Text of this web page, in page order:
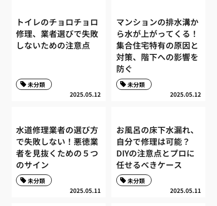
トイレのチョロチョロ
修理、業者選びで失敗
しないための注意点
2025.05.12
未分類
マンションの排水溝か
ら水が上がってくる！
集合住宅特有の原因と
対策、階下への影響を
防ぐ
2025.05.12
未分類
水道修理業者の選び方
で失敗しない！悪徳業
者を見抜くための５つ
のサイン
2025.05.11
未分類
お風呂の床下水漏れ、
自分で修理は可能？
DIYの注意点とプロに
任せるべきケース
2025.05.11
未分類